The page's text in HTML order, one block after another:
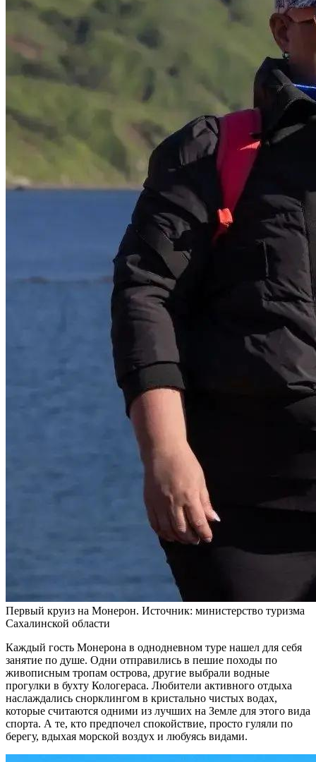
Первый круиз на Монерон. Источник: министерство туризма
Сахалинской области
Каждый гость Монерона в однодневном туре нашел для себя
занятие по душе. Одни отправились в пешие походы по
живописным тропам острова, другие выбрали водные
прогулки в бухту Кологераса. Любители активного отдыха
наслаждались снорклингом в кристально чистых водах,
которые считаются одними из лучших на Земле для этого вида
спорта. А те, кто предпочел спокойствие, просто гуляли по
берегу, вдыхая морской воздух и любуясь видами.